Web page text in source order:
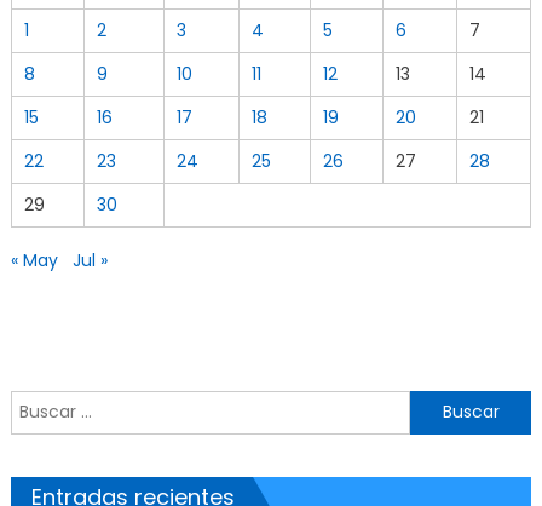
1
2 3 4 5 6
7
8
9 10 11 12 13
14
15
16 17 18 19 20
21
22
23 24 25 26 27
28
29
30
« May Jul »
Buscar por:
Entradas recientes